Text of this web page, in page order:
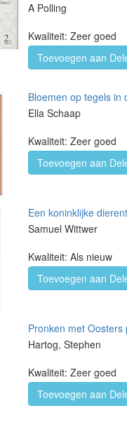
A Polling
Kwaliteit: Zeer goed
Toevoegen aan
Bloemen op tegels in
Ella Schaap
Kwaliteit: Zeer goed
Toevoegen aan
Een koninklijke
Samuel Wittwer
Kwaliteit: Als nieuw
Toevoegen aan
Pronken met Oosters
Hartog, Stephen
Kwaliteit: Zeer goed
Toevoegen aan